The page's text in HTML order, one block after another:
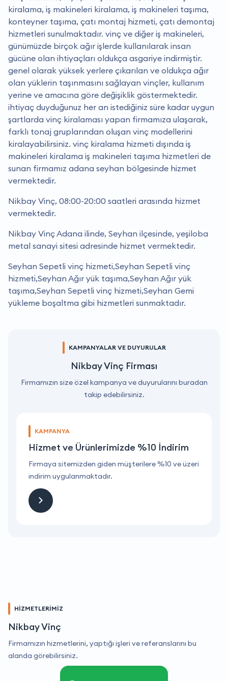
kiralama, iş makineleri kiralama, iş makineleri taşıma,
konteyner taşıma, çatı montaj hizmeti, çatı demontaj
hizmetleri sunulmaktadır. vinç ve diğer iş makineleri,
günümüzde birçok ağır işlerde kullanılarak insan
gücüne olan ihtiyaçları oldukça asgariye indirmiştir.
genel olarak yüksek yerlere çıkarılan ve oldukça ağır
olan yüklerin taşınmasını sağlayan vinçler, kullanım
yerine ve amacına göre değişiklik göstermektedir.
i̇htiyaç duyduğunuz her an istediğiniz süre kadar uygun
şartlarda vinç kiralaması yapan firmamıza ulaşarak,
farklı tonaj gruplarından oluşan vinç modellerini
kiralayabilirsiniz. vinç kiralama hizmeti dışında iş
makineleri kiralama iş makineleri taşıma hizmetleri de
sunan firmamız adana seyhan bölgesinde hizmet
vermektedir.
Nikbay Vinç, 08:00-20:00 saatleri arasında hizmet
vermektedir.
Nikbay Vinç Adana ilinde, Seyhan ilçesinde, yeşiloba
metal sanayi sitesi adresinde hizmet vermektedir.
Seyhan Sepetli vinç hizmeti,Seyhan Sepetli vinç
hizmeti,Seyhan Ağır yük taşıma,Seyhan Ağır yük
taşıma,Seyhan Sepetli vinç hizmeti,Seyhan Gemi
yükleme boşaltma gibi hizmetleri sunmaktadır.
KAMPANYALAR VE DUYURULAR
Nikbay Vinç Firması
Firmamızın size özel kampanya ve duyurularını buradan
takip edebilirsiniz.
KAMPANYA
Hizmet ve Ürünlerimizde %10 İndirim
Firmaya sitemizden giden müşterilere %10 ve üzeri
indirim uygulanmaktadır.
HİZMETLERİMİZ
Nikbay Vinç
Firmamızın hizmetlerini, yaptığı işleri ve referanslarını bu
alanda görebilirsiniz.